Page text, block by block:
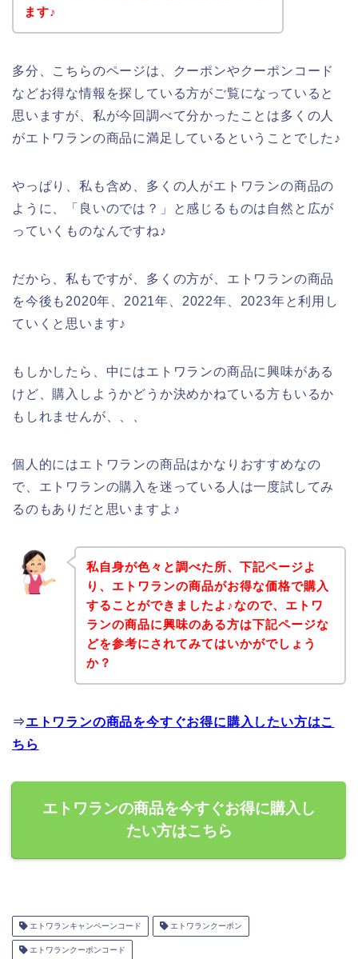
ます♪
多分、こちらのページは、クーポンやクーポンコード
などお得な情報を探している方がご覧になっていると
思いますが、私が今回調べて分かったことは多くの人
がエトワランの商品に満足しているということでした♪
やっぱり、私も含め、多くの人がエトワランの商品の
ように、「良いのでは？」と感じるものは自然と広が
っていくものなんですね♪
だから、私もですが、多くの方が、エトワランの商品
を今後も2020年、2021年、2022年、2023年と利用し
ていくと思います♪
もしかしたら、中にはエトワランの商品に興味がある
けど、購入しようかどうか決めかねている方もいるか
もしれませんが、、、
個人的にはエトワランの商品はかなりおすすめなの
で、エトワランの購入を迷っている人は一度試してみ
るのもありだと思いますよ♪
私自身が色々と調べた所、下記ページよ
り、エトワランの商品がお得な価格で購入
することができましたよ♪なので、エトワ
ランの商品に興味のある方は下記ページな
どを参考にされてみてはいかがでしょう
か？
⇒エトワランの商品を今すぐお得に購入したい方はこ
ちら
エトワランの商品を今すぐお得に購入し
たい方はこちら
エトワランキャンペーンコード エトワランクーポン
エトワランクーポンコード